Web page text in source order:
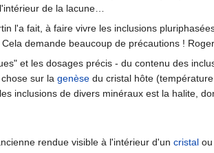
de la lacune…
l'a fait, à faire vivre les inclusions
demande beaucoup de précautions !
et les dosages précis - du contenu des
sur la genèse du cristal hôte
inclusions de divers minéraux est la halite,
rendue visible à l'intérieur d'un cristal